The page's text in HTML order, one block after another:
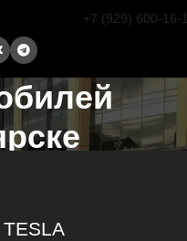
+7 (929) 600-16-
TESLA